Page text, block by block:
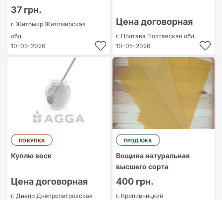
37 грн.
г. Житомир Житомирская
обл.
10-05-2026
Цена договорная
г. Полтава Полтавская обл.
10-05-2026
ПОКУПКА
Куплю воск
Цена договорная
г. Днепр Днепропетровская
ПРОДАЖА
Вощина натуральная
высшего сорта
400 грн.
г. Кропивницкий